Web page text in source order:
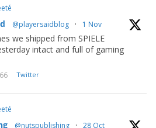
@playersaidblog · 1 Nov
we shipped from SPIELE
intact and full of gaming
66 Twitter
@nutspublishing · 28 Oct